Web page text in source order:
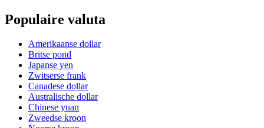
Populaire valuta
Amerikaanse dollar
Britse pond
Japanse yen
Zwitserse frank
Canadese dollar
Australische dollar
Chinese yuan
Zweedse kroon